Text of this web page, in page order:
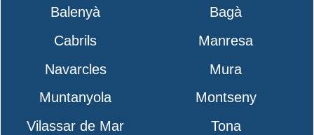
Balenyà
Bagà
Cabrils
Manresa
Navarcles
Mura
Muntanyola
Montseny
Vilassar de Mar
Tona